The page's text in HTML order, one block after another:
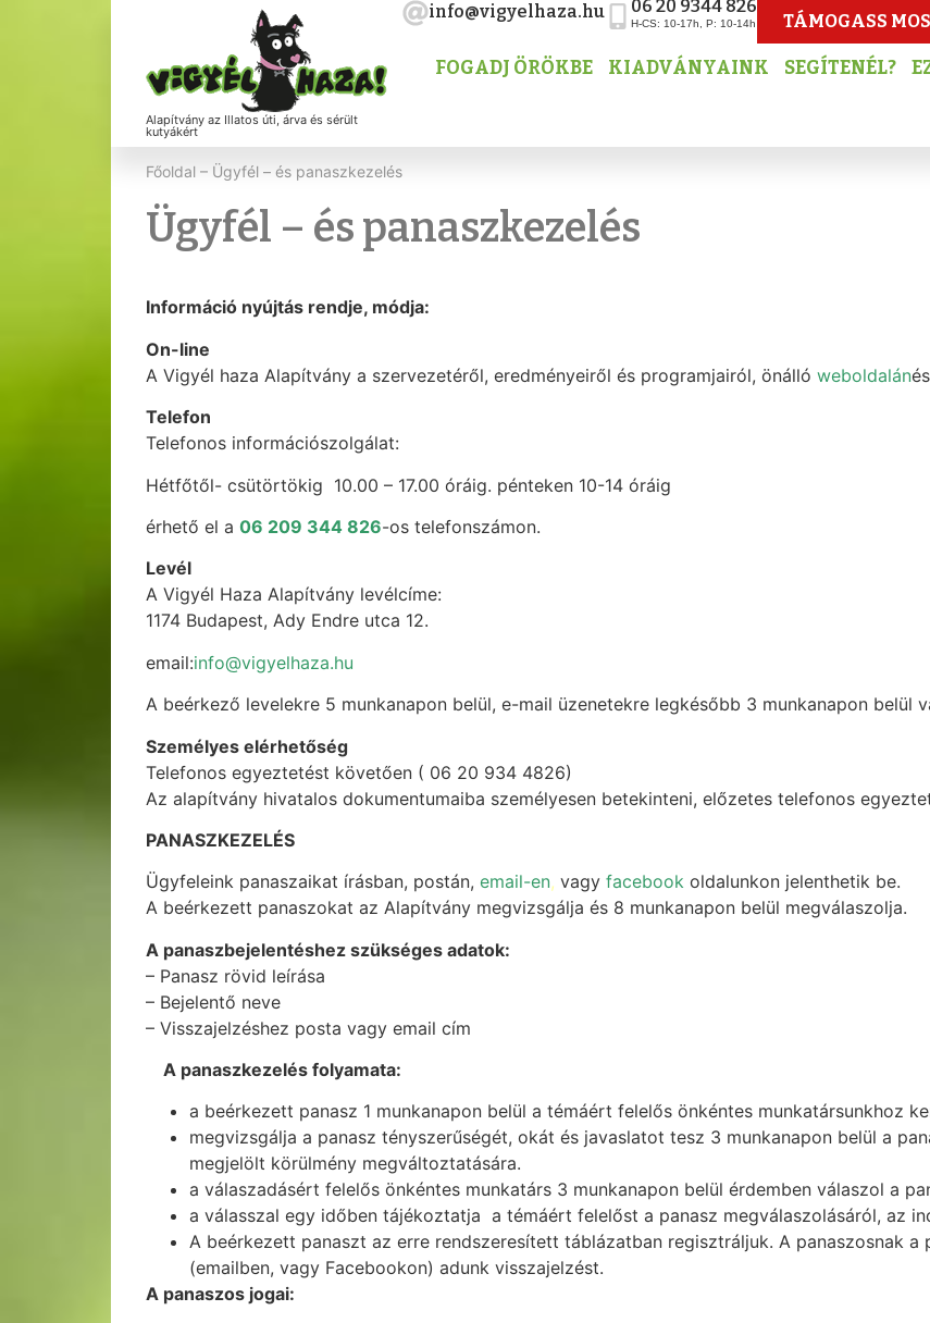
Alapítvány az Illatos úti, árva és sérült
kutyákért
info@vigyelhaza.hu 06 20 9344 826
H-CS: 10-17h, P: 10-14h TÁMOGASS
FOGADJ ÖRÖKBE KIADVÁNYAINK SEGÍTENÉL?
Főoldal – Ügyfél – és panaszkezelés
Ügyfél – és panaszkezelés
Információ nyújtás rendje, módja:
On-line
A Vigyél haza Alapítvány a szervezetéről, eredményeiről és programjairól, önálló weboldalánés
Telefon
Telefonos információszolgálat:
Hétfőtől- csütörtökig 10.00 – 17.00 óráig. pénteken 10-14 óráig
érhető el a 06 209 344 826-os telefonszámon.
Levél
A Vigyél Haza Alapítvány levélcíme:
1174 Budapest, Ady Endre utca 12.
email:info@vigyelhaza.hu
A beérkező levelekre 5 munkanapon belül, e-mail üzenetekre legkésőbb 3 munkanapon belül
Személyes elérhetőség
Telefonos egyeztetést követően ( 06 20 934 4826)
Az alapítvány hivatalos dokumentumaiba személyesen betekinteni, előzetes telefonos
PANASZKEZELÉS
Ügyfeleink panaszaikat írásban, postán, email-en, vagy facebook oldalunkon jelenthetik be.
A beérkezett panaszokat az Alapítvány megvizsgálja és 8 munkanapon belül megválaszolja.
A panaszbejelentéshez szükséges adatok:
– Panasz rövid leírása
– Bejelentő neve
– Visszajelzéshez posta vagy email cím
A panaszkezelés folyamata:
a beérkezett panasz 1 munkanapon belül a témáért felelős önkéntes munkatársunkhoz
megvizsgálja a panasz tényszerűségét, okát és javaslatot tesz 3 munkanapon belül a
megjelölt körülmény megváltoztatására.
a válaszadásért felelős önkéntes munkatárs 3 munkanapon belül érdemben válaszol a
a válasszal egy időben tájékoztatja a témáért felelőst a panasz megválaszolásáról, az
A beérkezett panaszt az erre rendszeresített táblázatban regisztráljuk. A panaszosnak a
(emailben, vagy Facebookon) adunk visszajelzést.
A panaszos jogai: